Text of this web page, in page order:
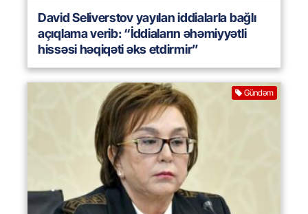
David Seliverstov yayılan iddialarla bağlı
açıqlama verib: “İddiaların əhəmiyyətli
hissəsi həqiqəti əks etdirmir”
Gündəm